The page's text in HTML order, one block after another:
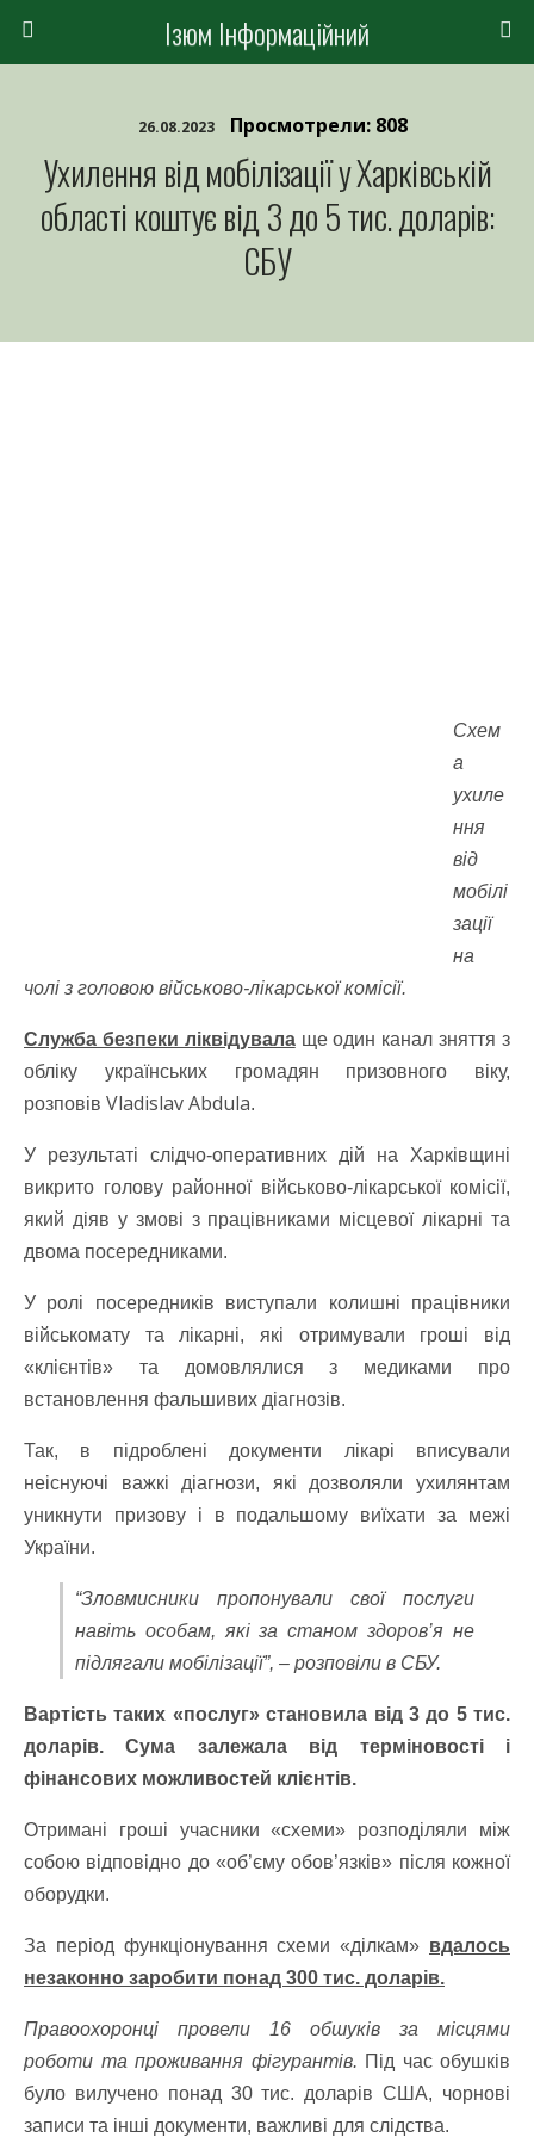
Ізюм Інформаційний
26.08.2023 Просмотрели: 808
Ухилення від мобілізації у Харківській
області коштує від 3 до 5 тис. доларів:
СБУ
Схем
а
ухиле
ння
від
мобілі
зації
на
чолі з головою військово-лікарської комісії.
Служба безпеки ліквідувалаще один канал зняття з
обліку українських громадян призовного віку,
розповів Vladislav Abdula.
У результаті слідчо-оперативних дій на Харківщині
викрито голову районної військово-лікарської комісії,
який діяв у змові з працівниками місцевої лікарні та
двома посередниками.
У ролі посередників виступали колишні працівники
військомату та лікарні, які отримували гроші від
«клієнтів» та домовлялися з медиками про
встановлення фальшивих діагнозів.
Так, в підроблені документи лікарі вписували
неіснуючі важкі діагнози, які дозволяли ухилянтам
уникнути призову і в подальшому виїхати за межі
України.
“Зловмисники пропонували свої послуги
навіть особам, які за станом здоров’я не
підлягали мобілізації”, – розповіли в СБУ.
Вартість таких «послуг» становила від 3 до 5 тис.
доларів. Сума залежала від терміновості і
фінансових можливостей клієнтів.
Отримані гроші учасники «схеми» розподіляли між
собою відповідно до «об’єму обов’язків» після кожної
оборудки.
За період функціонування схеми «ділкам» вдалось
незаконно заробити понад 300 тис. доларів.
Правоохоронці провели 16 обшуків за місцями
роботи та проживання фігурантів. Під час обушків
було вилучено понад 30 тис. доларів США, чорнові
записи та інші документи, важливі для слідства.